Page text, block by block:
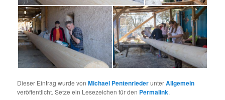
Dieser Eintrag wurde vonMichael PentenriederunterAllgemein
veröffentlicht. Setze ein Lesezeichen für den Permalink.